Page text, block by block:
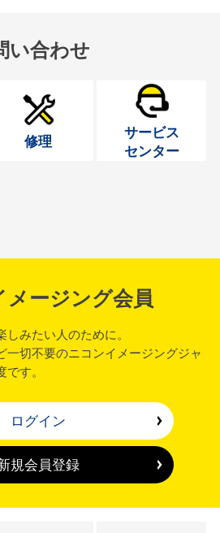
い合わせ
修理
サービス
センター
メージング会員
みたい人のために。
一切不要のニコンイメージングジャ
す。
ログイン
規会員登録